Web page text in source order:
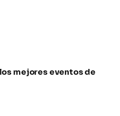
mejores eventos de